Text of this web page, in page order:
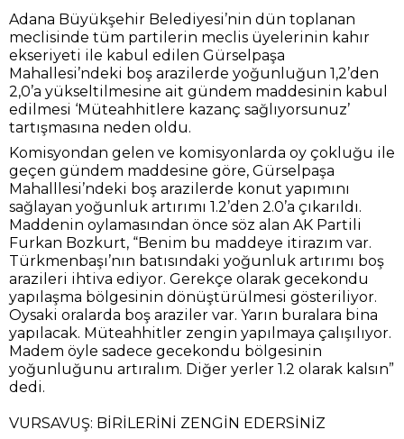
Adana Büyükşehir Belediyesi’nin dün toplanan
meclisinde tüm partilerin meclis üyelerinin kahır
ekseriyeti ile kabul edilen Gürselpaşa
Mahallesi’ndeki boş arazilerde yoğunluğun 1,2’den
2,0’a yükseltilmesine ait gündem maddesinin kabul
edilmesi ‘Müteahhitlere kazanç sağlıyorsunuz’
tartışmasına neden oldu.
Komisyondan gelen ve komisyonlarda oy çokluğu ile
geçen gündem maddesine göre, Gürselpaşa
Mahalllesi’ndeki boş arazilerde konut yapımını
sağlayan yoğunluk artırımı 1.2’den 2.0’a çıkarıldı.
Maddenin oylamasından önce söz alan AK Partili
Furkan Bozkurt, “Benim bu maddeye itirazım var.
Türkmenbaşı’nın batısındaki yoğunluk artırımı boş
arazileri ihtiva ediyor. Gerekçe olarak gecekondu
yapılaşma bölgesinin dönüştürülmesi gösteriliyor.
Oysaki oralarda boş araziler var. Yarın buralara bina
yapılacak. Müteahhitler zengin yapılmaya çalışılıyor.
Madem öyle sadece gecekondu bölgesinin
yoğunluğunu artıralım. Diğer yerler 1.2 olarak kalsın”
dedi.
VURSAVUŞ: BİRİLERİNİ ZENGİN EDERSİNİZ